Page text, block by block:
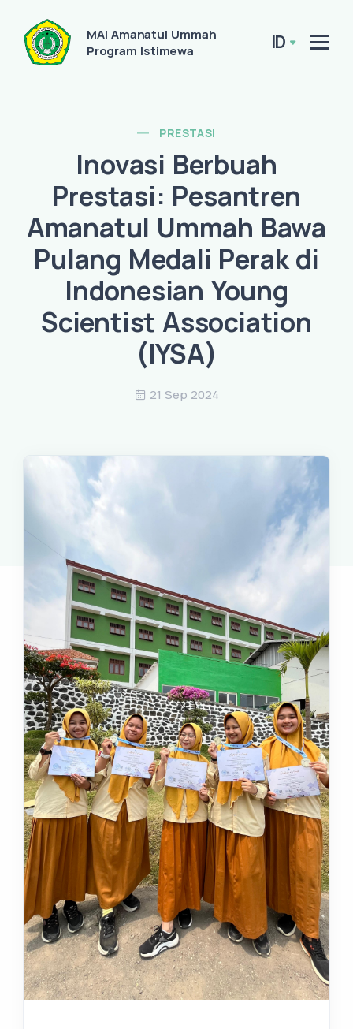
MAI Amanatul Ummah
Program Istimewa
ID
PRESTASI
Inovasi Berbuah
Prestasi: Pesantren
Amanatul Ummah Bawa
Pulang Medali Perak di
Indonesian Young
Scientist Association
(IYSA)
21 Sep 2024